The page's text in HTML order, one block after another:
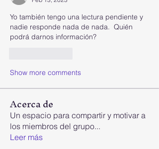
Yo también tengo una lectura pendiente y
nadie responde nada de nada.  Quién
podrá darnos información?
Show more comments
Acerca de
Un espacio para compartir y motivar a
los miembros del grupo...
Leer más